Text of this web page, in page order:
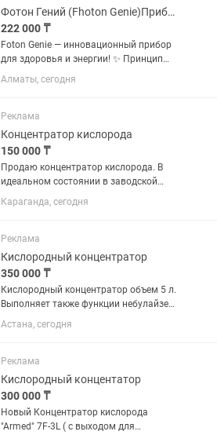
Фотон Гений (Fhoton Genie)Прибор для домашней терапии
222 000 ₸
Foton Genie — инновационный прибор
для здоровья и энергии! ✨ Принцип
работы: Использует ионизированные
газы (аргон, неон) для генерации
восстанавливающих энергетический...
Алматы, сегодня
Реклама
Концентратор кислорода
150 000 ₸
Продаю концентратор кислорода. В
идеальном состоянии в заводской
коробке. Пользовались один месяц.
Торг
Караганда, сегодня
Реклама
Кислородный концентратор
350 000 ₸
Кислородный концентратор объем 5 л.
Выполняет также функции небулайзер
ингалятор.
Астана, сегодня
Реклама
Кислородный концентатор
300 000 ₸
Новый Концентратор кислорода
"Armed" 7F-3L ( с выходом для